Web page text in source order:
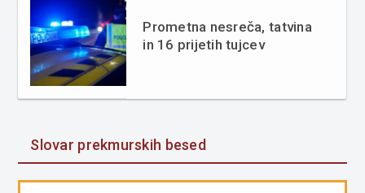
Prometna nesreča, tatvina
in 16 prijetih tujcev
Slovar prekmurskih besed